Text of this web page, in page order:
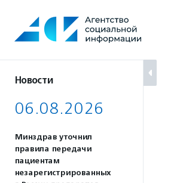
содержанию
Новости
06.08.2026
Минздрав уточнил
правила передачи
пациентам
незарегистрированных